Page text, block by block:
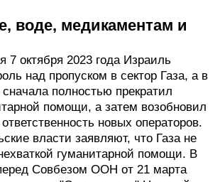
воде, медикаментам и
7 октября 2023 года Израиль
над пропуском в сектор Газа, а в
полностью прекратил
помощи, а затем возобновил
новых операторов.
власти заявляют, что Газа не
гуманитарной помощи. В
Совбезом ООН от 21 марта